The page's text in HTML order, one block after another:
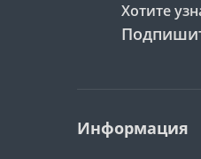
Хотите
Информация